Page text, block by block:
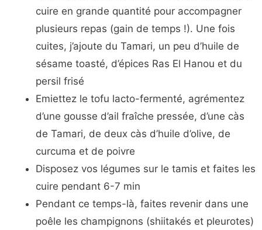
cuire en grande quantité pour accompagner
plusieurs repas (gain de temps !). Une fois
cuites, j’ajoute du Tamari, un peu d’huile de
sésame toasté, d’épices Ras El Hanou et du
persil frisé
Emiettez le tofu lacto-fermenté, agrémentez
d’une gousse d’ail fraîche pressée, d’une càs
de Tamari, de deux càs d’huile d’olive, de
curcuma et de poivre
Disposez vos légumes sur le tamis et faites les
cuire pendant 6-7 min
Pendant ce temps-là, faites revenir dans une
poêle les champignons (shiitakés et pleurotes)